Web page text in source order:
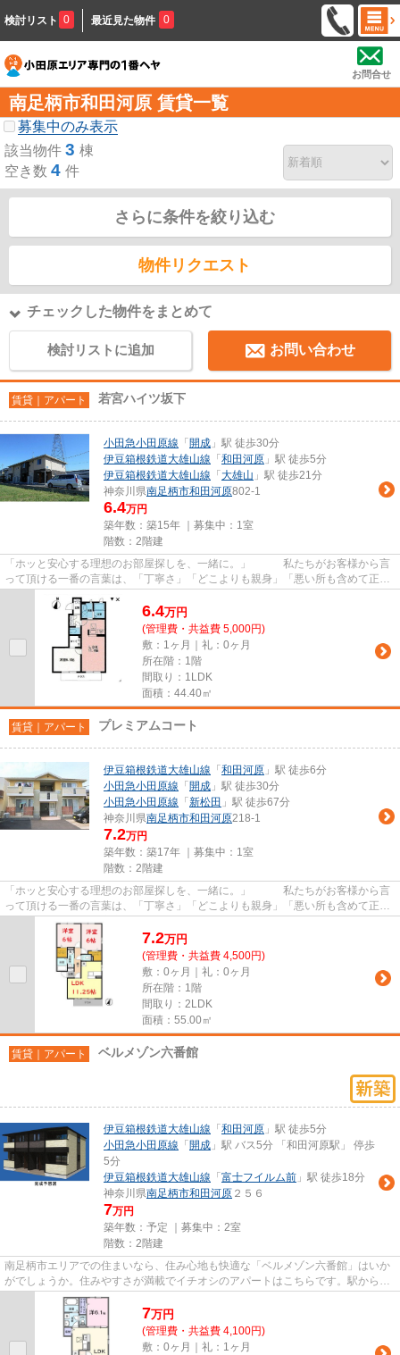
検討リスト 0 最近見た物件 0
お問合せ
南足柄市和田河原 賃貸一覧
募集中のみ表示
該当物件 3 棟
空き数 4 件
さらに条件を絞り込む
物件リクエスト
チェックした物件をまとめて
検討リストに追加 お問い合わせ
賃貸｜アパート 若宮ハイツ坂下
小田急小田原線 「 開成 」駅 徒歩30分
伊豆箱根鉄道大雄山線 「 和田河原 」駅 徒歩5分
伊豆箱根鉄道大雄山線 「 大雄山 」駅 徒歩21分
神奈川県南足柄市和田河原802-1
6.4万円
築年数：築15年 ｜募集中： 1室
階数：2階建
「ホッと安心する理想のお部屋探しを、一緒に。」 私たちがお客様から言
って頂ける一番の言葉は、「丁寧さ」「どこよりも親身」「悪い所も含めて正直
に言ってくれた」「安心して...
6.4万円
(管理費・共益費 5,000円)
敷：1ヶ月｜礼：0ヶ月
所在階：1階
間取り：1LDK
面積：44.40㎡
賃貸｜アパート プレミアムコート
伊豆箱根鉄道大雄山線 「 和田河原 」駅 徒歩6分
小田急小田原線 「 開成 」駅 徒歩30分
小田急小田原線 「 新松田 」駅 徒歩67分
神奈川県南足柄市和田河原218-1
7.2万円
築年数：築17年 ｜募集中： 1室
階数：2階建
「ホッと安心する理想のお部屋探しを、一緒に。」 私たちがお客様から言
って頂ける一番の言葉は、「丁寧さ」「どこよりも親身」「悪い所も含めて正直
に言ってくれた」「安心して...
7.2万円
(管理費・共益費 4,500円)
敷：0ヶ月｜礼：0ヶ月
所在階：1階
間取り：2LDK
面積：55.00㎡
賃貸｜アパート ベルメゾン六番館
伊豆箱根鉄道大雄山線 「 和田河原 」駅 徒歩5分
小田急小田原線 「 開成 」駅 バス5分 「和田河原駅」 停歩
5分
伊豆箱根鉄道大雄山線 「 富士フイルム前 」駅 徒歩18分
神奈川県南足柄市和田河原 ２５６
7万円
築年数：予定 ｜募集中： 2室
階数：2階建
南足柄市エリアでの住まいなら、住み心地も快適な「ベルメゾン六番館」はいか
がでしょうか。住みやすさが満載でイチオシのアパートはこちらです。駅から徒
歩5分というアクセス良好な駅...
7万円
(管理費・共益費 4,100円)
敷：0ヶ月｜礼：1ヶ月